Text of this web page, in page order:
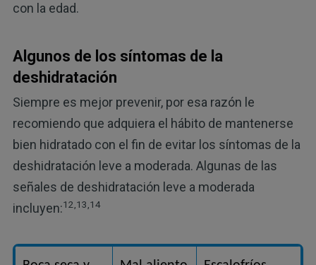
con la edad.
Algunos de los síntomas de la
deshidratación
Siempre es mejor prevenir, por esa razón le
recomiendo que adquiera el hábito de mantenerse
bien hidratado con el fin de evitar los síntomas de la
deshidratación leve a moderada. Algunas de las
señales de deshidratación leve a moderada
incluyen:12,13,14